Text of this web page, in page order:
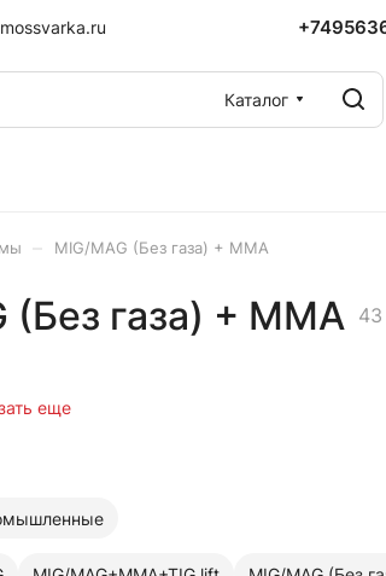
Каталог
MIG/MAG (Без газа) + MMA
газа) + MMA
еще